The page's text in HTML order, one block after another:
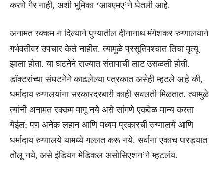
करणे गैर नाही, अशी भूमिका ‘आयएमए’ने घेतली आहे.
अनामत रक्कम न दिल्याने पुण्यातील दीनानाथ मंगेशकर रुग्णालयाने
गर्भवतीवर उपचार केले नाहीत. त्यामुळे प्रसूतिपश्चात तिचा मृत्यू
झाला होता. या घटनेने राज्यात संतापाची लाट उसळली होती.
डॉक्टरांच्या संघटनेने काढलेल्या पत्रकात असेही म्हटले आहे की,
धर्मादाय रुग्णलयांना सरकारदरबारी काही सवलती मिळतात. त्यामुळे
त्यांनी अनामत रक्कम मागू नये असे सांगणे एकवेळ मान्य करता
येईल; पण अनेक लहान आणि मध्यम प्रकारची रुग्णालये आणि
धर्मादाय रुग्णालये यामध्ये गल्लत करू नये. सर्वाना एकाच पारड्यात
तोलू नये, असे इंडियन मेडिकल असोसिएशन’ने म्हटलंय.